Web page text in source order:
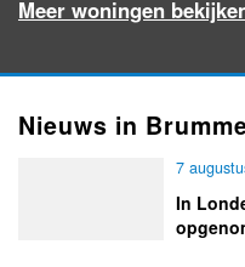
Meer woningen
Nieuws in
7
In